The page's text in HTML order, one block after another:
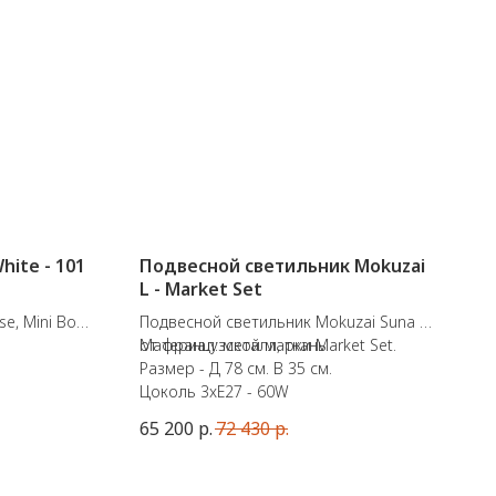
- 101
Mini Bone
Подвесной светильник Mokuzai
L - Market Set
Подвесной светильник Mokuzai Suna L
от французской марки Market Set.
Материал: металл, ткань
Размер - Д 78 см. В 35 см.
Цоколь 3xE27 - 60W
65 200 р.72 430р.